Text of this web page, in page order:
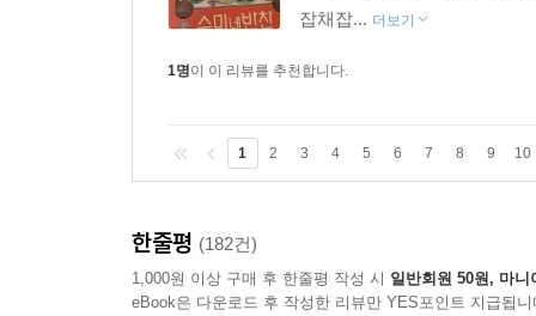
잡채잡... 더보기
1명이 이 리뷰를 추천합니다.
1 2 3 4 5 6 7 8 9 10
한줄평 (182건)
1,000원 이상 구매 후 한줄평 작성 시 일반회원 50원, 마니
eBook은 다운로드 후 작성한 리뷰만 YES포인트 지급됩니